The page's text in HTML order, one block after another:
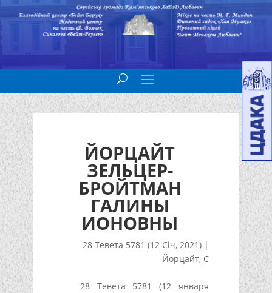
ЙОРЦАЙТ
ЗЕЛЬЦЕР-
БРОЙТМАН
ГАЛИНЫ
ИОНОВНЫ
28 Тевета 5781 (12 Січ, 2021) |
Йорцайт, С
28 Тевета 5781 (12 января